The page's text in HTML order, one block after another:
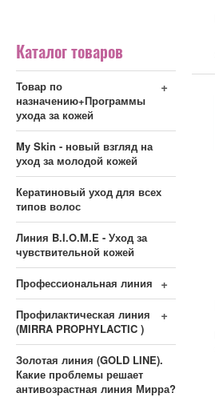
Каталог товаров
+
Товар по
назначению+Программы
ухода за кожей
My Skin - новый взгляд на
уход за молодой кожей
Кератиновый уход для всех
типов волос
Линия B.I.O.M.E - Уход за
чувствительной кожей
+
Профессиональная линия
+
Профилактическая линия
(MIRRA PROPHYLACTIC )
Золотая линия (GOLD LINE).
Какие проблемы решает
антивозрастная линия Мирра?